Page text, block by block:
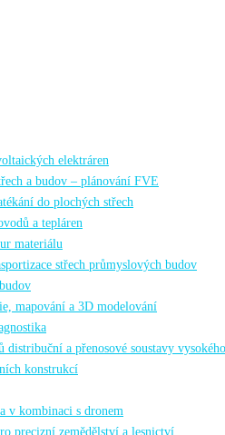
elektráren
a budov – plánování FVE
do plochých střech
a tepláren
materiálu
střech průmyslových budov
mapování a 3D modelování
distribuční a přenosové soustavy
konstrukcí
v kombinaci s dronem
precizní zemědělství a lesnictví